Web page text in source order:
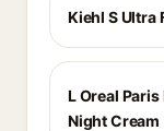
Kiehl S Ultra
L Oreal
Night Cream